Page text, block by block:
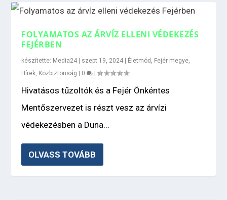
FOLYAMATOS AZ ÁRVÍZ ELLENI VÉDEKEZÉS
FEJÉRBEN
készítette: Media24 szept 19, 2024 Életmód , Fejér megye,
Hírek, Közbiztonság 0 |
Hivatásos tűzoltók és a Fejér Önkéntes
Mentőszervezet is részt vesz az árvízi
védekezésben a Duna...
OLVASS TOVÁBB